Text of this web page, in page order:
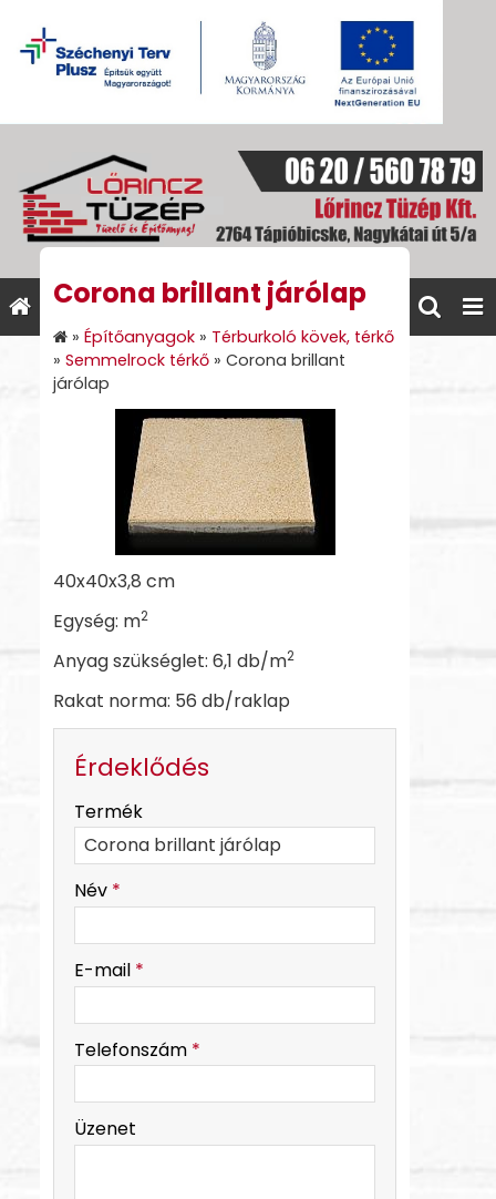
Corona brillant járólap
» Építőanyagok » Térburkoló kövek, térkő
» Semmelrock térkő » Corona brillant
járólap
40x40x3,8 cm
Egység: m2
Anyag szükséglet: 6,1 db/m2
Rakat norma: 56 db/raklap
Érdeklődés
-
Termék
Név *
E-mail *
Telefonszám *
Üzenet